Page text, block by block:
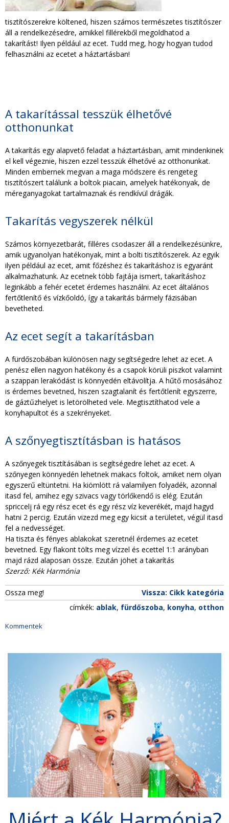
tisztítószerekre költened, hiszen számos természetes tisztítószer
áll a rendelkezésedre, amikkel fillérekből megoldhatod a
takarítást! Ilyen például az ecet. Tudd meg, hogy hogyan tudod
felhasználni az ecetet a háztartásban!
A takarítással tesszük élhetővé
otthonunkat
A takarítás egy alapvető feladat a háztartásban, amit mindenkinek
el kell végeznie, hiszen ezzel tesszük élhetővé az otthonunkat.
Minden embernek megvan a maga módszere és rengeteg
tisztítószert találunk a boltok piacain, amelyek hatékonyak, de
méreganyagokat tartalmaznak és rendkívül drágák.
Takarítás vegyszerek nélkül
Számos környezetbarát, filléres csodaszer áll a rendelkezésünkre,
amik ugyanolyan hatékonyak, mint a bolti tisztítószerek. Az egyik
ilyen például az ecet, amit főzéshez és takarításhoz is egyaránt
alkalmazhatunk. Az ecetnek több fajtája ismert, takarításhoz
leginkább a fehér ecetet érdemes használni. Az ecet általános
fertőtlenítő és vízkőoldó, így a takarítás bármely fázisában
bevetheted.
Az ecet segít a takarításban
A fürdőszobában különösen nagy segítségedre lehet az ecet. A
penész ellen nagyon hatékony és a csapok körüli piszkot valamint
a szappan lerakódást is könnyedén eltávolítja. A hűtő mosásához
is érdemes bevetned, hiszen szagtalanít és fertőtlenít egyszerre,
de gáztűzhelyet is letörölheted vele. Megtisztíthatod vele a
konyhapultot és a szekrényeket.
A szőnyegtisztításban is hatásos
A szőnyegek tisztításában is segítségedre lehet az ecet. A
szőnyegen könnyedén lehetnek makacs foltok, amiket nem olyan
egyszerű eltüntetni. Ha kiömlött rá valamilyen folyadék, azonnal
itasd fel, amihez egy szivacs vagy törlőkendő is elég. Ezután
spriccelj rá egy rész ecet és egy rész víz keverékét, majd hagyd
hatni 2 percig. Ezután vizezd meg egy kicsit a területet, végül itasd
fel a nedvességet.
Ha tiszta és fényes ablakokat szeretnél érdemes az ecetet
bevetned. Egy flakont tölts meg vízzel és ecettel 1:1 arányban
majd rázd alaposan össze. Ezután jöhet a takarítás
Szerző: Kék Harmónia
Ossza meg!
Vissza: Cikk kategória
címkék: ablak, fürdőszoba, konyha, otthon
Kommentek